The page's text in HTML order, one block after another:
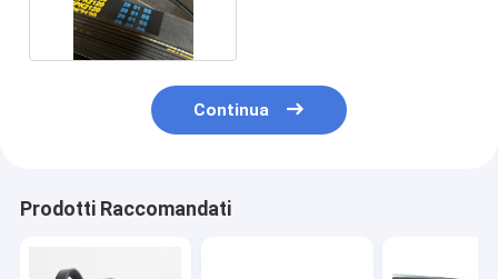
Continua
Prodotti Raccomandati